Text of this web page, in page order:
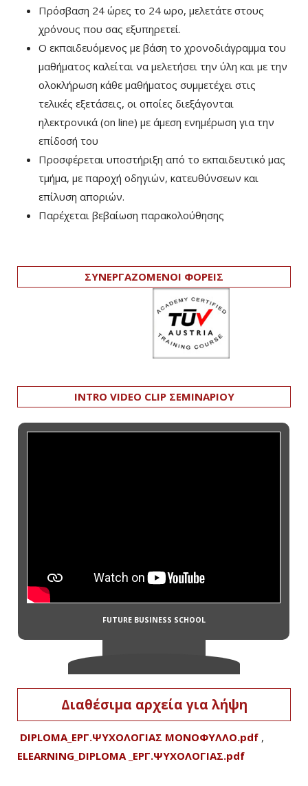
Πρόσβαση 24 ώρες το 24 ωρο, μελετάτε στους
χρόνους που σας εξυπηρετεί.
Ο εκπαιδευόμενος με βάση το χρονοδιάγραμμα του
μαθήματος καλείται να μελετήσει την ύλη και με την
ολοκλήρωση κάθε μαθήματος συμμετέχει στις
τελικές εξετάσεις, οι οποίες διεξάγονται
ηλεκτρονικά (on line) με άμεση ενημέρωση για την
επίδοσή του
Προσφέρεται υποστήριξη από το εκπαιδευτικό μας
τμήμα, με παροχή οδηγιών, κατευθύνσεων και
επίλυση αποριών.
Παρέχεται βεβαίωση παρακολούθησης
ΣΥΝΕΡΓΑΖΟΜΕΝΟΙ ΦΟΡΕΙΣ
INTRO VIDEO CLIP ΣΕΜΙΝΑΡΙΟΥ
Διαθέσιμα αρχεία για λήψη
DIPLOMA_ΕΡΓ.ΨΥΧΟΛΟΓΙΑΣ ΜΟΝΟΦΥΛΛΟ.pdf ,
ELEARNING_DIPLOMA _ΕΡΓ.ΨΥΧΟΛΟΓΙΑΣ.pdf